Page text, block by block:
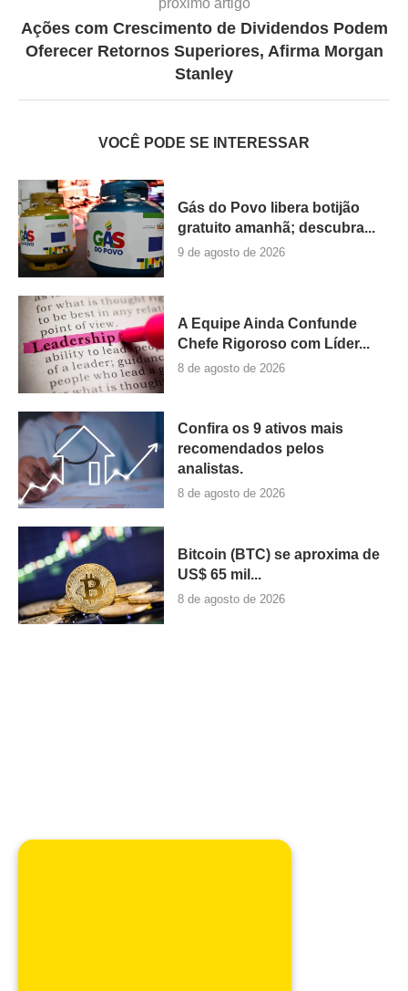
próximo artigo
Ações com Crescimento de Dividendos Podem
Oferecer Retornos Superiores, Afirma Morgan
Stanley
VOCÊ PODE SE INTERESSAR
Gás do Povo libera botijão
gratuito amanhã; descubra...
9 de agosto de 2026
A Equipe Ainda Confunde
Chefe Rigoroso com Líder...
8 de agosto de 2026
Confira os 9 ativos mais
recomendados pelos
analistas.
8 de agosto de 2026
Bitcoin (BTC) se aproxima de
US$ 65 mil...
8 de agosto de 2026